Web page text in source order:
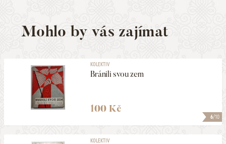
Mohlo by vás zajímat
6/10
KOLEKTIV
Bránili svou zem
100 Kč
KOLEKTIV